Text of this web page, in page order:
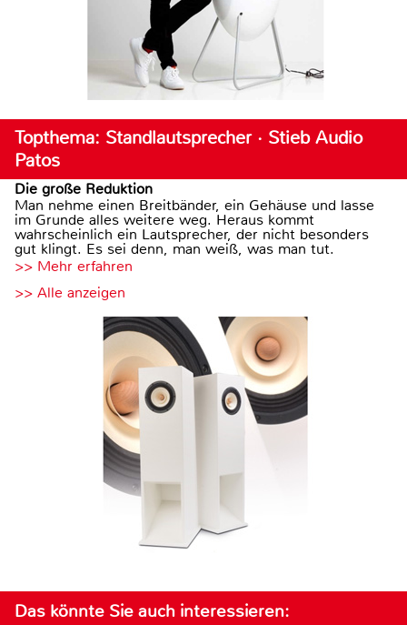
Topthema: Standlautsprecher · Stieb Audio
Patos
Die große Reduktion
Man nehme einen Breitbänder, ein Gehäuse und lasse
im Grunde alles weitere weg. Heraus kommt
wahrscheinlich ein Lautsprecher, der nicht besonders
gut klingt. Es sei denn, man weiß, was man tut.
>> Mehr erfahren
>> Alle anzeigen
Das könnte Sie auch interessieren: